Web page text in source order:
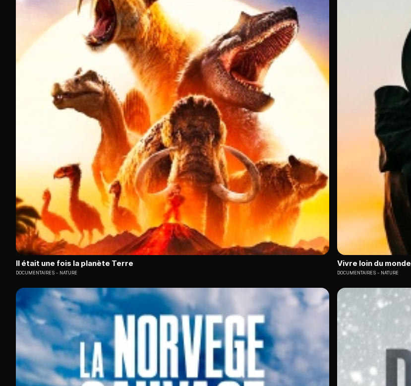
Il était une fois la planète Terre
DOCUMENTAIRES NATURE
Vivre loin du monde
DOCUMENTAIRES NATURE